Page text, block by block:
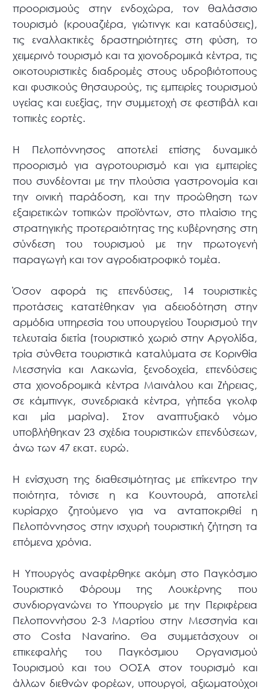
προορισμούς στην ενδοχώρα, τον θαλάσσιο
τουρισμό (κρουαζιέρα, γιώτινγκ και καταδύσεις),
τις εναλλακτικές δραστηριότητες στη φύση, το
χειμερινό τουρισμό και τα χιονοδρομικά κέντρα, τις
οικοτουριστικές διαδρομές στους υδροβιότοπους
και φυσικούς θησαυρούς, τις εμπειρίες τουρισμού
υγείας και ευεξίας, την συμμετοχή σε φεστιβάλ και
τοπικές εορτές.
Η Πελοπόννησος αποτελεί επίσης δυναμικό
προορισμό για αγροτουρισμό και για εμπειρίες
που συνδέονται με την πλούσια γαστρονομία και
την οινική παράδοση, και την προώθηση των
εξαιρετικών τοπικών προϊόντων, στο πλαίσιο της
στρατηγικής προτεραιότητας της κυβέρνησης στη
σύνδεση του τουρισμού με την πρωτογενή
παραγωγή και τον αγροδιατροφικό τομέα.
Όσον αφορά τις επενδύσεις, 14 τουριστικές
προτάσεις κατατέθηκαν για αδειοδότηση στην
αρμόδια υπηρεσία του υπουργείου Τουρισμού την
τελευταία διετία (τουριστικό χωριό στην Αργολίδα,
τρία σύνθετα τουριστικά καταλύματα σε Κορινθία
Μεσσηνία και Λακωνία, ξενοδοχεία, επενδύσεις
στα χιονοδρομικά κέντρα Μαινάλου και Ζήρειας,
σε κάμπινγκ, συνεδριακά κέντρα, γήπεδα γκολφ
και μία μαρίνα). Στον αναπτυξιακό νόμο
υποβλήθηκαν 23 σχέδια τουριστικών επενδύσεων,
άνω των 47 εκατ. ευρώ.
Η ενίσχυση της διαθεσιμότητας με επίκεντρο την
ποιότητα, τόνισε η κα Κουντουρά, αποτελεί
κυρίαρχο ζητούμενο για να ανταποκριθεί η
Πελοπόννησος στην ισχυρή τουριστική ζήτηση τα
επόμενα χρόνια.
Η Υπουργός αναφέρθηκε ακόμη στο Παγκόσμιο
Τουριστικό Φόρουμ της Λουκέρνης που
συνδιοργανώνει το Υπουργείο με την Περιφέρεια
Πελοποννήσου 2-3 Μαρτίου στην Μεσσηνία και
στο Costa Navarino. Θα συμμετάσχουν οι
επικεφαλής του Παγκόσμιου Οργανισμού
Τουρισμού και του ΟΟΣΑ στον τουρισμό και
άλλων διεθνών φορέων, υπουργοί, αξιωματούχοι